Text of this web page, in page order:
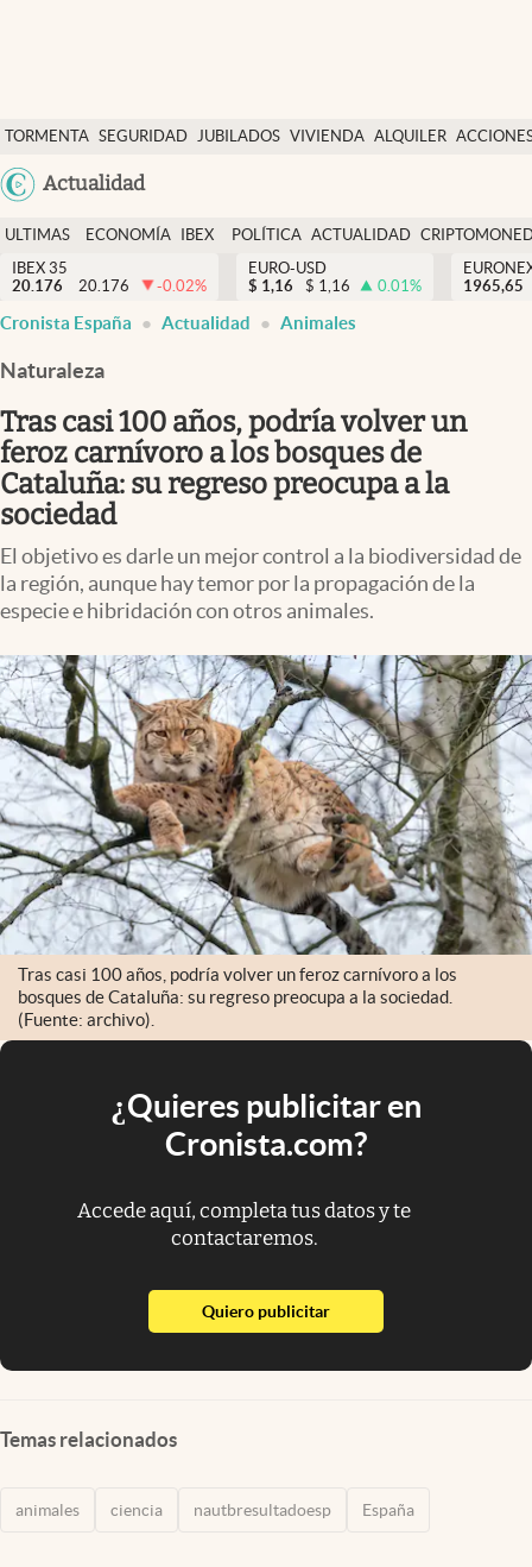
TORMENTA SEGURIDAD JUBILADOS VIVIENDA ALQUILER
USA
Actualidad
Economía y finanzas
Política
Actualidad
Criptomonedas
España
ULTIMAS
NOTICIAS
ECONOMÍA
FINANZAS
IBEX
EURO
POLÍTICA ACTUALIDAD
IBEX 35
20.176
20.176 -0.02%
EURO-USD
$ 1,16 $ 1,16 0.01%
1965,65
Cronista España Actualidad Animales
Naturaleza
Tras casi 100 años, podría volver un
feroz carnívoro a los bosques de
Cataluña: su regreso preocupa a la
sociedad
El objetivo es darle un mejor control a la biodiversidad de
la región, aunque hay temor por la propagación de la
especie e hibridación con otros animales.
Tras casi 100 años, podría volver un feroz carnívoro a los
bosques de Cataluña: su regreso preocupa a la sociedad.
(Fuente: archivo).
¿Quieres publicitar en
Cronista.com?
Accede aquí, completa tus datos y te
contactaremos.
Quiero publicitarabre en nueva pestaña
Temas relacionados
animales ciencia nautbresultadoesp España